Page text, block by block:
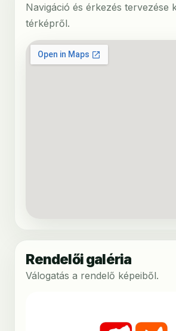
Navigáció és érkezés tervezése
térképről.
Rendelői galéria
Válogatás a rendelő képeiből.